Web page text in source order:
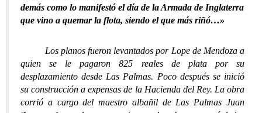
demás como lo manifestó el día de la Armada de Inglaterra
que vino a quemar la flota, siendo el que más riñó…»
Los planos fueron levantados por Lope de Mendoza a
quien se le pagaron 825 reales de plata por su
desplazamiento desde Las Palmas. Poco después se inició
su construcción a expensas de la Hacienda del Rey. La obra
corrió a cargo del maestro albañil de Las Palmas Juan